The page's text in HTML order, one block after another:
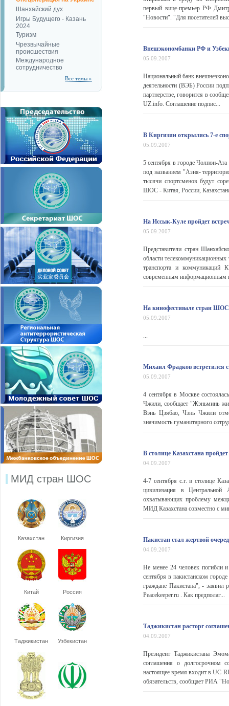
Шанхайский дух
Игры Будущего - Казань
2024
Туризм
Чрезвычайные
происшествия
Международное
сотрудничество
Все темы »
МИД стран ШОС
Казахстан Киргизия
Китай Россия
Таджикистан Узбекистан
первый вице-премьер РФ
"Новости". "Для посетителей
Внешэкономбанки РФ и
05.09.2007
Национальный банк
деятельности (ВЭБ) России
партнерстве, говорится в
UZ.info. Соглашение подпис...
В Киргизии открылись 7-е
05.09.2007
5 сентября в городе Чолпон-
под названием "Азия-
тысячи спортсменов будут
ШОС - Китая, России,
На Иссык-Куле пройдет
05.09.2007
Представители стран
области
транспорта и коммуникаций
современным информационным
На кинофестивале стран
05.09.2007
...
Михаил Фрадков встретился
05.09.2007
4 сентября в Москве
Чжили, сообщает "Жэньминь
Вэнь Цзябао, Чэнь Чжили
значимость гуманитарного
В столице Казахстана
04.09.2007
4-7 сентября с.г. в столице
цивилизация в Центральной
охватывающих проблему
МИД Казахстана совместно с
Пакистан стал жертвой
04.09.2007
Не менее 24 человек погибли
сентября в пакистанском
граждане Пакистана", - заявил
Peacekeeper.ru . Как предполаг...
Таджикистан расторг
04.09.2007
Президент Таджикистана
соглашения о долгосрочном
настоящее время входит в UC
обязательств, сообщает РИА